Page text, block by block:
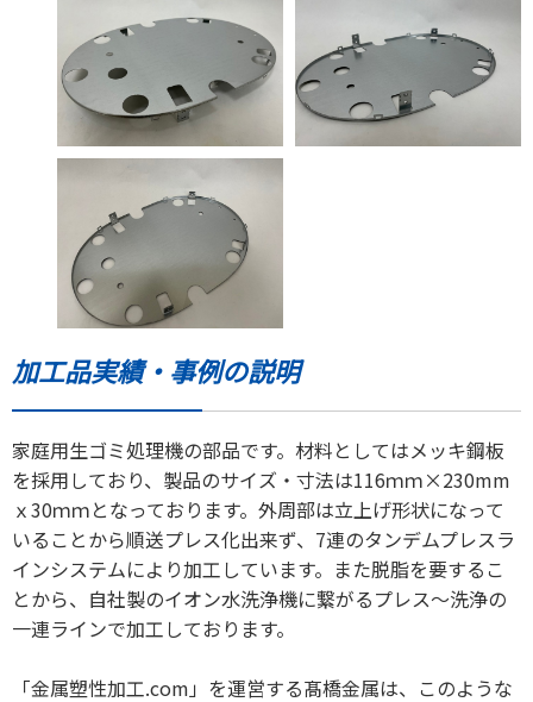
加工品実績・事例の説明
家庭用生ゴミ処理機の部品です。材料としてはメッキ鋼板
を採用しており、製品のサイズ・寸法は116ｍｍ×230mm
ｘ30ｍｍとなっております。外周部は立上げ形状になって
いることから順送プレス化出来ず、7連のタンデムプレスラ
インシステムにより加工しています。また脱脂を要するこ
とから、自社製のイオン水洗浄機に繋がるプレス～洗浄の
一連ラインで加工しております。
「金属塑性加工.com」を運営する髙橋金属は、このような